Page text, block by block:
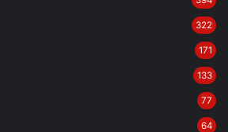
322
171
133
77
64